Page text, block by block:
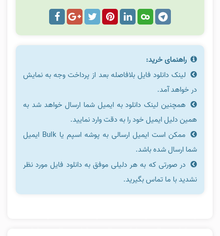
راهنمای خرید:
لینک دانلود فایل بلافاصله بعد از پرداخت وجه به نمایش
در خواهد آمد.
همچنین لینک دانلود به ایمیل شما ارسال خواهد شد به
همین دلیل ایمیل خود را به دقت وارد نمایید.
ممکن است ایمیل ارسالی به پوشه اسپم یا Bulk ایمیل
شما ارسال شده باشد.
در صورتی که به هر دلیلی موفق به دانلود فایل مورد نظر
نشدید با ما تماس بگیرید.